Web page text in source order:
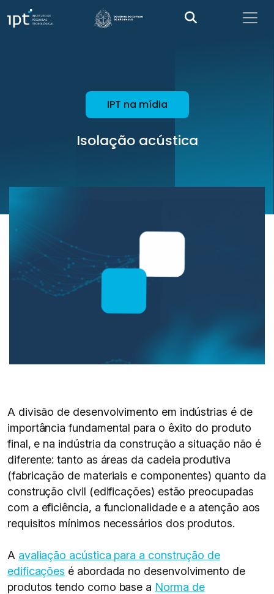
IPT na mídia
Isolação acústica
A divisão de desenvolvimento em indústrias é de
importância fundamental para o êxito do produto
final, e na indústria da construção a situação não é
diferente: tanto as áreas da cadeia produtiva
(fabricação de materiais e componentes) quanto da
construção civil (edificações) estão preocupadas
com a eficiência, a funcionalidade e a atenção aos
requisitos mínimos necessários dos produtos.
A avaliação acústica para a construção de
edificações é abordada no desenvolvimento de
produtos tendo como base a Norma de